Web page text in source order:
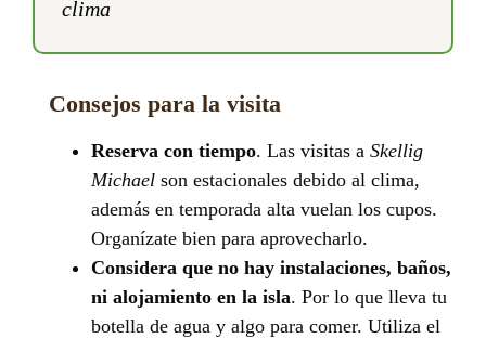
clima
Consejos para la visita
Reserva con tiempo. Las visitas a Skellig
Michael son estacionales debido al clima,
además en temporada alta vuelan los cupos.
Organízate bien para aprovecharlo.
Considera que no hay instalaciones, baños,
ni alojamiento en la isla. Por lo que lleva tu
botella de agua y algo para comer. Utiliza el